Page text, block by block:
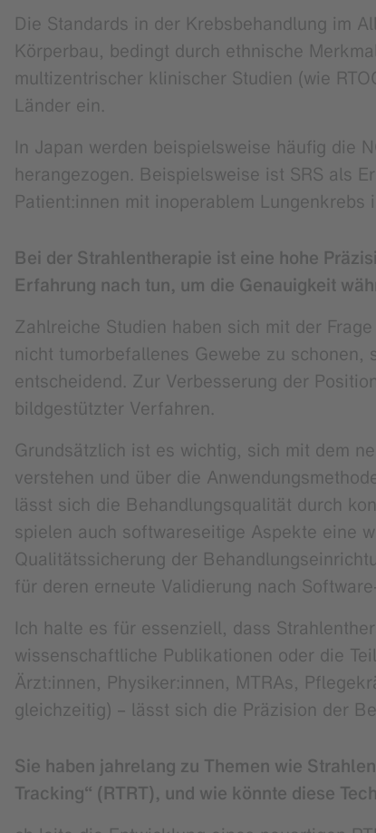
Die Standards in der Krebsbehandlung im
Körperbau, bedingt durch ethnische
multizentrischer klinischer Studien (wie
Länder ein.
In Japan werden beispielsweise häufig die
herangezogen. Beispielsweise ist SRS als
Patient:innen mit inoperablem
Bei der Strahlentherapie ist eine hohe
Erfahrung nach tun, um die Genauigkeit
Zahlreiche Studien haben sich mit der
nicht tumorbefallenes Gewebe zu
entscheidend. Zur Verbesserung der
bildgestützter Verfahren.
Grundsätzlich ist es wichtig, sich mit dem
verstehen und über die
lässt sich die Behandlungsqualität durch
spielen auch softwareseitige Aspekte eine
Qualitätssicherung der
für deren erneute Validierung nach
Ich halte es für essenziell, dass
wissenschaftliche Publikationen oder die
Ärzt:innen, Physiker:innen, MTRAs,
gleichzeitig) – lässt sich die Präzision der
Sie haben jahrelang zu Themen wie
Tracking“ (RTRT), und wie könnte diese